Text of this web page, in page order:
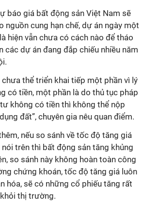
báo giá bất động sản Việt Nam sẽ
nguồn cung hạn chế, dự án ngày một
hiện vẫn chưa có cách nào để tháo
các dự án đang đắp chiếu nhiều năm
chưa thể triển khai tiếp một phần vì lý
có tiền, một phần là do thủ tục pháp
không có tiền thì không thể nộp
đất”, chuyên gia nêu quan điểm.
nếu so sánh về tốc độ tăng giá
trên thì bất động sản tăng khủng
so sánh này không hoàn toàn công
chứng khoán, tốc độ tăng giá luôn
hóa, sẽ có những cổ phiếu tăng rất
thị trường.